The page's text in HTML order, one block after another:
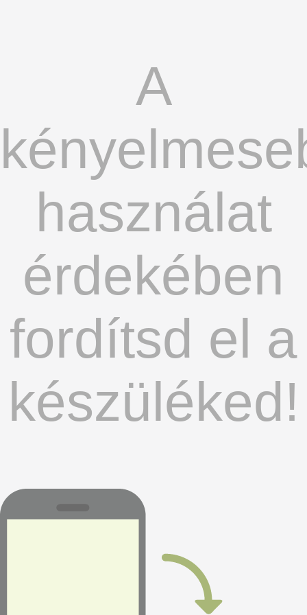
A
használat
érdekében
fordítsd el a
készüléked!